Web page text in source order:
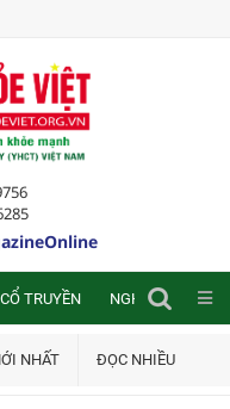
TRUYỀN NGHIÊN CỨU
NHẤT ĐỌC NHIỀU